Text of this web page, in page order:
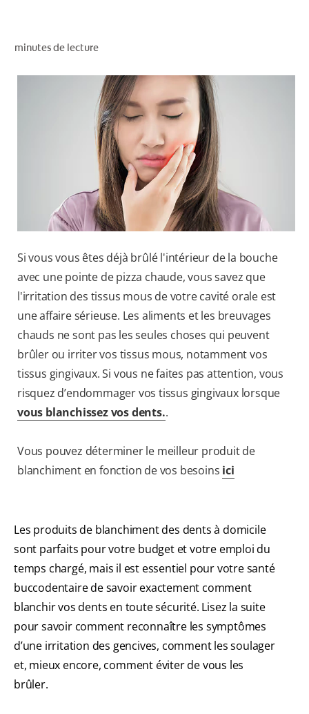
POUR LES PROFESSIONNELS
minutes de lecture
Si vous vous êtes déjà brûlé l'intérieur de la bouche
avec une pointe de pizza chaude, vous savez que
l'irritation des tissus mous de votre cavité orale est
une affaire sérieuse. Les aliments et les breuvages
chauds ne sont pas les seules choses qui peuvent
brûler ou irriter vos tissus mous, notamment vos
tissus gingivaux. Si vous ne faites pas attention, vous
risquez d’endommager vos tissus gingivaux lorsque
vous blanchissez vos dents..
Vous pouvez déterminer le meilleur produit de
blanchiment en fonction de vos besoins ici
Les produits de blanchiment des dents à domicile
sont parfaits pour votre budget et votre emploi du
temps chargé, mais il est essentiel pour votre santé
buccodentaire de savoir exactement comment
blanchir vos dents en toute sécurité. Lisez la suite
pour savoir comment reconnaître les symptômes
d’une irritation des gencives, comment les soulager
et, mieux encore, comment éviter de vous les
brûler.